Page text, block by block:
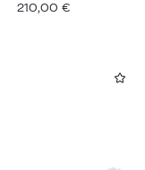
210,00 €